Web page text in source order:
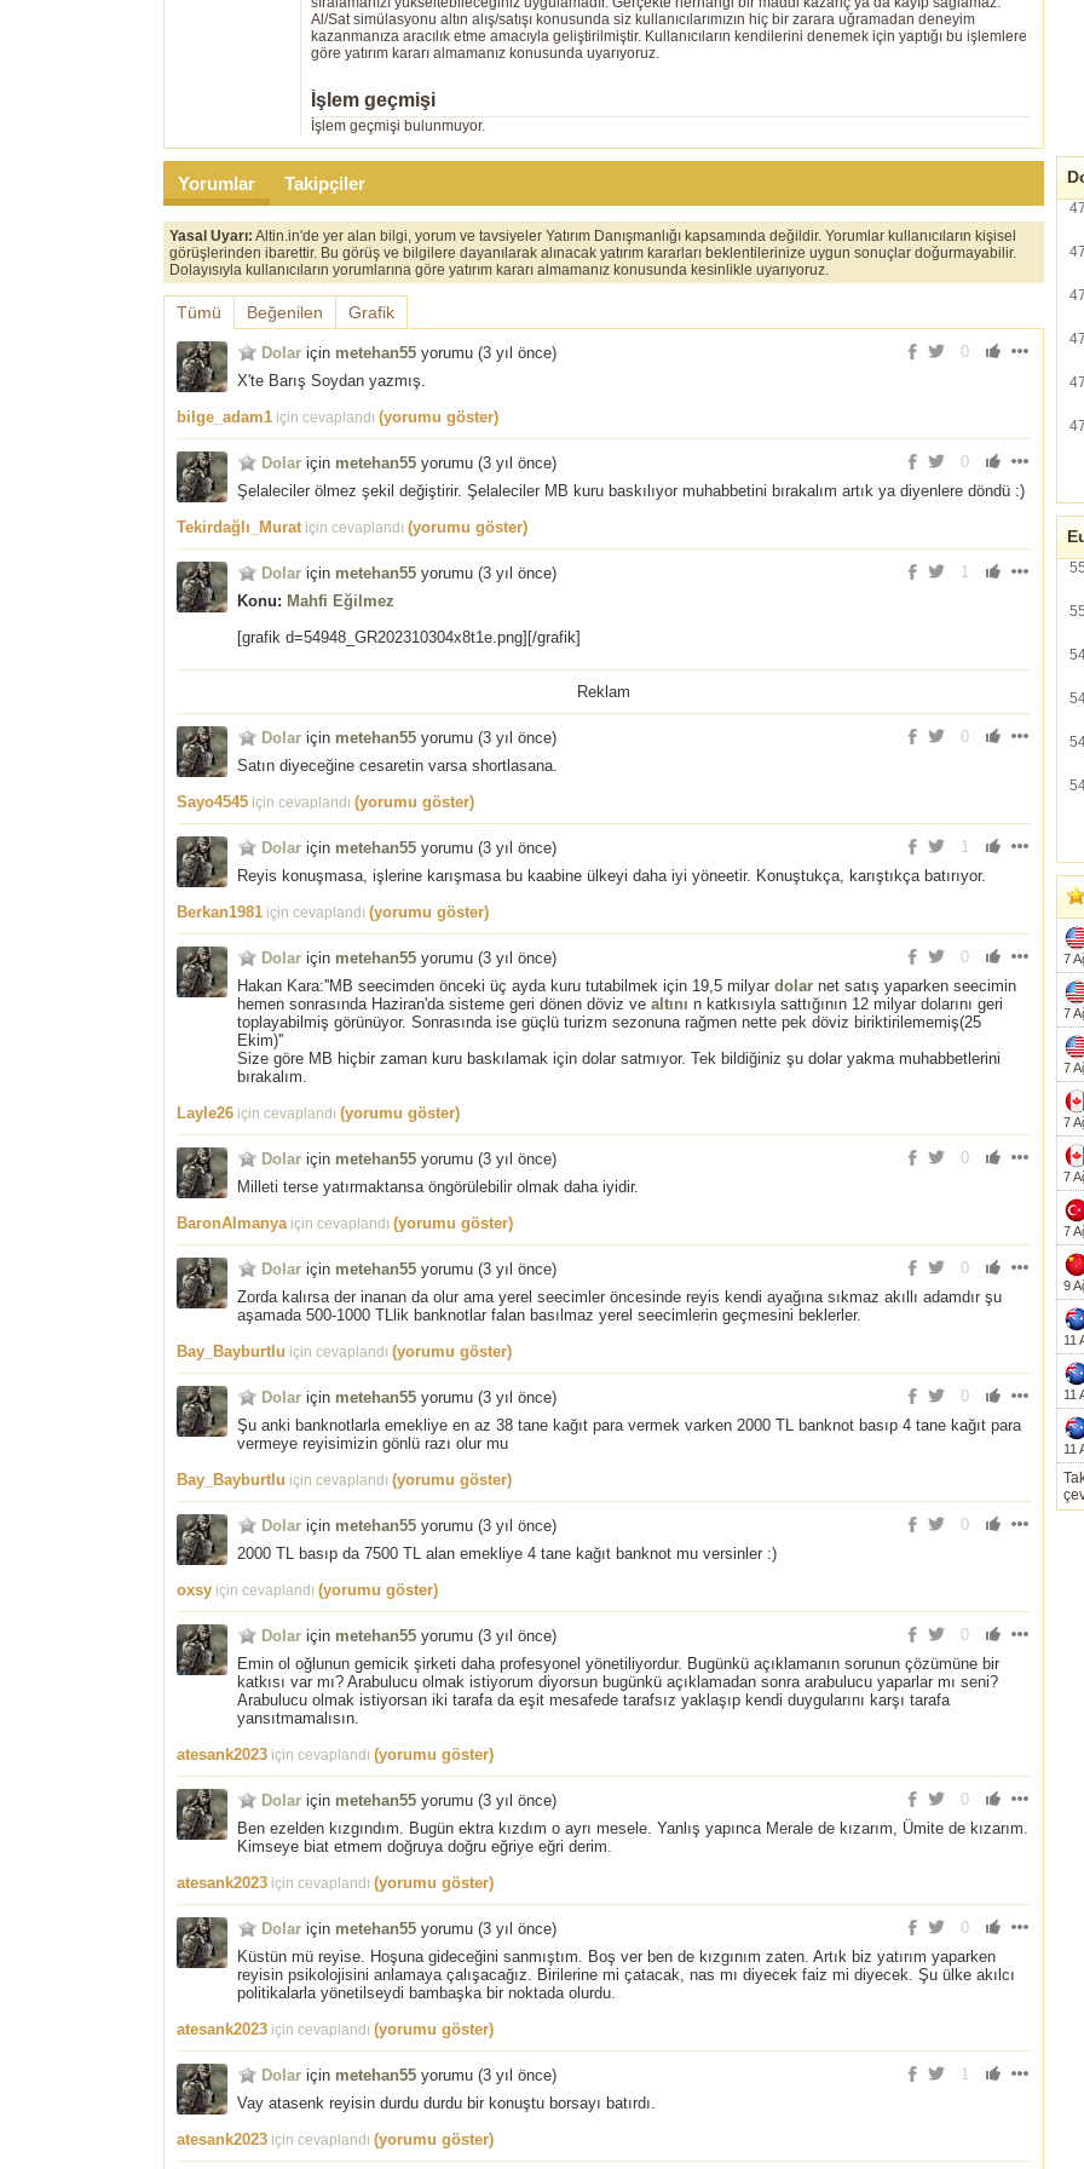
Al/Sat simülasyonu altın alış/satışı konusunda siz kullanıcılarımızın hiç bir zarara uğramadan deneyim
kazanmanıza aracılık etme amacıyla geliştirilmiştir. Kullanıcıların kendilerini denemek için yaptığı bu işlemlere
göre yatırım kararı almamanız konusunda uyarıyoruz.
İşlem geçmişi
İşlem geçmişi bulunmuyor.
Yorumlar Takipçiler
Yasal Uyarı: Altin.in'de yer alan bilgi, yorum ve tavsiyeler Yatırım Danışmanlığı kapsamında değildir. Yorumlar kullanıcıların kişisel
görüşlerinden ibarettir. Bu görüş ve bilgilere dayanılarak alınacak yatırım kararları beklentilerinize uygun sonuçlar doğurmayabilir.
Dolayısıyla kullanıcıların yorumlarına göre yatırım kararı almamanız konusunda kesinlikle uyarıyoruz.
Tümü Beğenilen Grafik
0
Dolar için metehan55 yorumu (3 yıl önce)
X'te Barış Soydan yazmış.
bilge_adam1 için cevaplandı (yorumu göster)
0
Dolar için metehan55 yorumu (3 yıl önce)
Şelaleciler ölmez şekil değiştirir. Şelaleciler MB kuru baskılıyor muhabbetini bırakalım artık ya diyenlere döndü :)
Tekirdağlı_Muratiçin cevaplandı (yorumu göster)
1
Dolar için metehan55 yorumu (3 yıl önce)
Konu: Mahfi Eğilmez
[grafik d=54948_GR202310304x8t1e.png][/grafik]
Reklam
0
Dolar için metehan55 yorumu (3 yıl önce)
Satın diyeceğine cesaretin varsa shortlasana.
Sayo4545 için cevaplandı (yorumu göster)
1
Dolar için metehan55 yorumu (3 yıl önce)
Reyis konuşmasa, işlerine karışmasa bu kaabine ülkeyi daha iyi yöneetir. Konuştukça, karıştıkça batırıyor.
Berkan1981 için cevaplandı (yorumu göster)
0
Dolar için metehan55 yorumu (3 yıl önce)
Hakan Kara:''MB seecimden önceki üç ayda kuru tutabilmek için 19,5 milyar dolar net satış yaparken seecimin
hemen sonrasında Haziran'da sisteme geri dönen döviz ve altını n katkısıyla sattığının 12 milyar dolarını geri
toplayabilmiş görünüyor. Sonrasında ise güçlü turizm sezonuna rağmen nette pek döviz biriktirilememiş(25
Ekim)''
Size göre MB hiçbir zaman kuru baskılamak için dolar satmıyor. Tek bildiğiniz şu dolar yakma muhabbetlerini
bırakalım.
Layle26 için cevaplandı (yorumu göster)
0
Dolar için metehan55 yorumu (3 yıl önce)
Milleti terse yatırmaktansa öngörülebilir olmak daha iyidir.
BaronAlmanyaiçin cevaplandı (yorumu göster)
0
Dolar için metehan55 yorumu (3 yıl önce)
Zorda kalırsa der inanan da olur ama yerel seecimler öncesinde reyis kendi ayağına sıkmaz akıllı adamdır şu
aşamada 500-1000 TLlik banknotlar falan basılmaz yerel seecimlerin geçmesini beklerler.
Bay_Bayburtlu için cevaplandı (yorumu göster)
0
Dolar için metehan55 yorumu (3 yıl önce)
Şu anki banknotlarla emekliye en az 38 tane kağıt para vermek varken 2000 TL banknot basıp 4 tane kağıt para
vermeye reyisimizin gönlü razı olur mu
Bay_Bayburtlu için cevaplandı (yorumu göster)
0
Dolar için metehan55 yorumu (3 yıl önce)
2000 TL basıp da 7500 TL alan emekliye 4 tane kağıt banknot mu versinler :)
oxsy için cevaplandı (yorumu göster)
0
Dolar için metehan55 yorumu (3 yıl önce)
Emin ol oğlunun gemicik şirketi daha profesyonel yönetiliyordur. Bugünkü açıklamanın sorunun çözümüne bir
katkısı var mı? Arabulucu olmak istiyorum diyorsun bugünkü açıklamadan sonra arabulucu yaparlar mı seni?
Arabulucu olmak istiyorsan iki tarafa da eşit mesafede tarafsız yaklaşıp kendi duygularını karşı tarafa
yansıtmamalısın.
atesank2023 için cevaplandı (yorumu göster)
0
Dolar için metehan55 yorumu (3 yıl önce)
Ben ezelden kızgındım. Bugün ektra kızdım o ayrı mesele. Yanlış yapınca Merale de kızarım, Ümite de kızarım.
Kimseye biat etmem doğruya doğru eğriye eğri derim.
atesank2023 için cevaplandı (yorumu göster)
0
Dolar için metehan55 yorumu (3 yıl önce)
Küstün mü reyise. Hoşuna gideceğini sanmıştım. Boş ver ben de kızgınım zaten. Artık biz yatırım yaparken
reyisin psikolojisini anlamaya çalışacağız. Birilerine mi çatacak, nas mı diyecek faiz mi diyecek. Şu ülke akılcı
politikalarla yönetilseydi bambaşka bir noktada olurdu.
atesank2023 için cevaplandı (yorumu göster)
1
Dolar için metehan55 yorumu (3 yıl önce)
Vay atasenk reyisin durdu durdu bir konuştu borsayı batırdı.
atesank2023 için cevaplandı (yorumu göster)
7
7
7
7
7
7
9
11
11
11